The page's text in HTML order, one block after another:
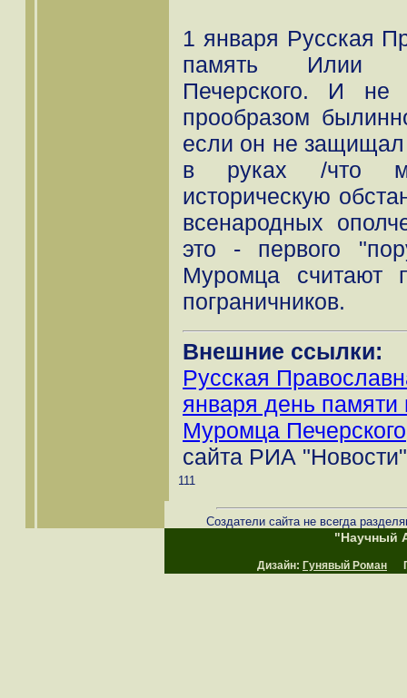
1 января Русская
память Илии
Печерского. И
прообразом
если он не
в руках /что
историческую
всенародных
это - первого
Муромца считают
пограничников.
Внешние ссылки:
Русская
января день
Муромца Печерского
сайта РИА "Новости"
111
Создатели сайта не всегда
"Научный
Дизайн: Гунявый Роман